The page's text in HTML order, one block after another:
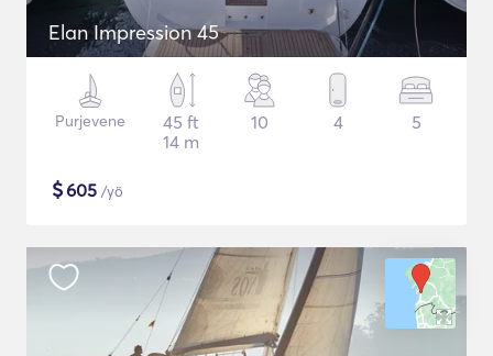
Elan Impression 45
Purjevene
45 ft
14 m
10 4 5
$605 /yö